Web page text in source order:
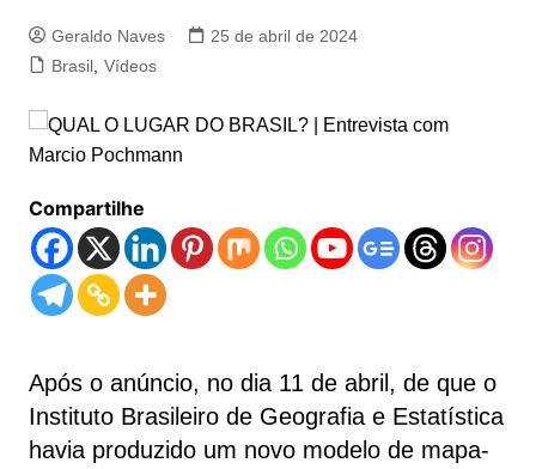
Geraldo Naves
25 de abril de 2024
Brasil, Vídeos
Compartilhe
Após o anúncio, no dia 11 de abril, de que o
Instituto Brasileiro de Geografia e Estatística
havia produzido um novo modelo de mapa-